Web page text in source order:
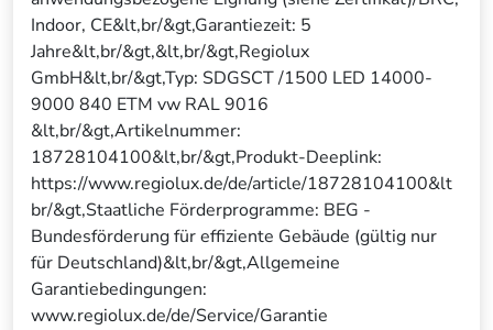
Indoor, CE&lt,br/&gt,Garantiezeit: 5
Jahre&lt,br/&gt,&lt,br/&gt,Regiolux
GmbH&lt,br/&gt,Typ: SDGSCT /1500 LED 14000-
9000 840 ETM vw RAL 9016
&lt,br/&gt,Artikelnummer:
18728104100&lt,br/&gt,Produkt-Deeplink:
https://www.regiolux.de/de/article/18728104100&lt
br/&gt,Staatliche Förderprogramme: BEG -
Bundesförderung für effiziente Gebäude (gültig nur
für Deutschland)&lt,br/&gt,Allgemeine
Garantiebedingungen:
www.regiolux.de/de/Service/Garantie